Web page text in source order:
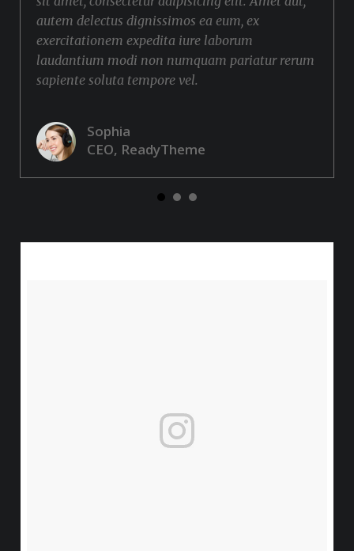
autem delectus dignissimos ea eum, ex
exercitationem expedita iure laborum
laudantium modi non numquam pariatur rerum
sapiente soluta tempore vel.
Sophia
CEO, ReadyTheme